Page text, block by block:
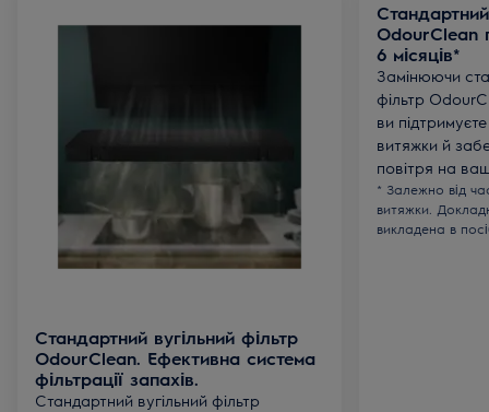
Стандартний вугільний фільтр
OdourClean. Ефективна система
фільтрації запахів.
Стандартний вугільний фільтр
6 місяців*
Замінюючи
фільтр
ви
витяжки й
повітря на
* Залежно від
витяжки.
викладена в